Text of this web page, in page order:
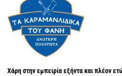
Χάρη στην εμπειρία εξήντα και πλέον